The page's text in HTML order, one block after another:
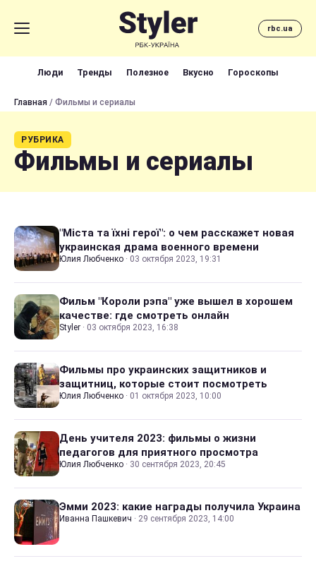
rbc.ua
Люди Тренды Полезное Вкусно Гороскопы
Главная / Фильмы и сериалы
РУБРИКА
Фильмы и сериалы
"Міста та їхні герої": о чем расскажет новая
украинская драма военного времени
Юлия Любченко · 03 октября 2023, 19:31
Фильм "Короли рэпа" уже вышел в хорошем
качестве: где смотреть онлайн
Styler · 03 октября 2023, 16:38
Фильмы про украинских защитников и
защитниц, которые стоит посмотреть
Юлия Любченко · 01 октября 2023, 10:00
День учителя 2023: фильмы о жизни
педагогов для приятного просмотра
Юлия Любченко · 30 сентября 2023, 20:45
Эмми 2023: какие награды получила Украина
Иванна Пашкевич · 29 сентября 2023, 14:00